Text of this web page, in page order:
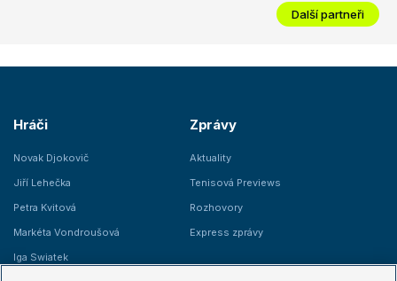
Další partneři
Hráči
Novak Djokovič
Jiří Lehečka
Petra Kvitová
Markéta Vondroušová
Iga Swiatek
Zprávy
Aktuality
Tenisová Previews
Rozhovory
Express zprávy